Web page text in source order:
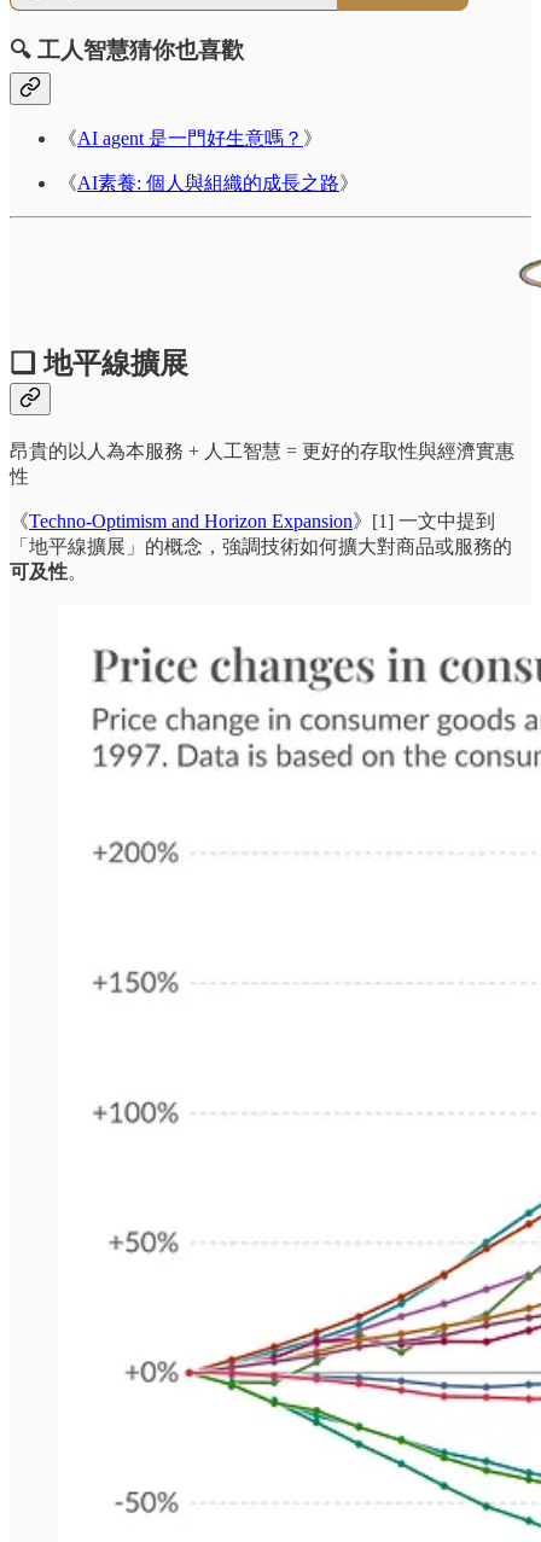
🔍 工人智慧猜你也喜歡
《AI agent 是一門好生意嗎？ 》
《AI素養: 個人與組織的成長之路》
❏ 地平線擴展
昂貴的以人為本服務 + 人工智慧 = 更好的存取性與經濟實惠
性
《Techno-Optimism and Horizon Expansion》[1] 一文中提到
「地平線擴展」的概念，強調技術如何擴大對商品或服務的
可及性。